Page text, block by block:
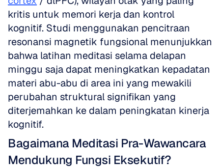
kritis untuk memori kerja dan kontrol
kognitif. Studi menggunakan pencitraan
resonansi magnetik fungsional menunjukkan
bahwa latihan meditasi selama delapan
minggu saja dapat meningkatkan kepadatan
materi abu-abu di area ini yang mewakili
perubahan struktural signifikan yang
diterjemahkan ke dalam peningkatan kinerja
kognitif.
Bagaimana Meditasi Pra-Wawancara
Mendukung Fungsi Eksekutif?